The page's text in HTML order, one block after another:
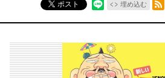
ポスト
埋め込む